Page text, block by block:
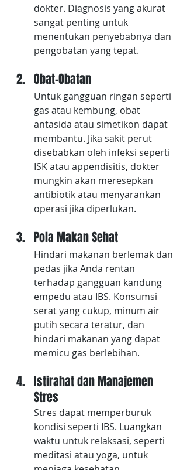
dokter. Diagnosis yang akurat
sangat penting untuk
menentukan penyebabnya dan
pengobatan yang tepat.
Obat-Obatan
Untuk gangguan ringan seperti
gas atau kembung, obat
antasida atau simetikon dapat
membantu. Jika sakit perut
disebabkan oleh infeksi seperti
ISK atau appendisitis, dokter
mungkin akan meresepkan
antibiotik atau menyarankan
operasi jika diperlukan.
Pola Makan Sehat
Hindari makanan berlemak dan
pedas jika Anda rentan
terhadap gangguan kandung
empedu atau IBS. Konsumsi
serat yang cukup, minum air
putih secara teratur, dan
hindari makanan yang dapat
memicu gas berlebihan.
Istirahat dan Manajemen
Stres
Stres dapat memperburuk
kondisi seperti IBS. Luangkan
waktu untuk relaksasi, seperti
meditasi atau yoga, untuk